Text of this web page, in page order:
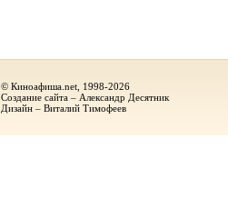
© Киноафиша.net, 1998-2026
Создание сайта – Александр Десятник
Дизайн – Виталий Тимофеев